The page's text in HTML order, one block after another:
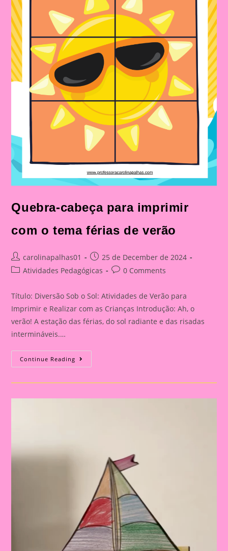
Areia
Quebra-cabeça para imprimir
com o tema férias de verão
Post
author:
carolinapalhas01
Post
published:
25 de December de 2024
PostAtividades Pedagógicas
Post0 Comments
Título: Diversão Sob o Sol: Atividades de Verão para
Imprimir e Realizar com as Crianças Introdução: Ah, o
verão! A estação das férias, do sol radiante e das risadas
intermináveis.…
Continue Reading Quebra-
Cabeça
Imprimir
Tema